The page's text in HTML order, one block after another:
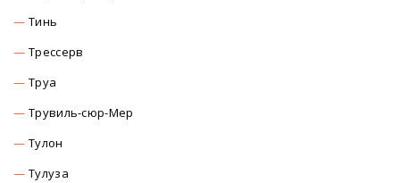
Тинь
Трессерв
Труа
Трувиль-сюр-Мер
Тулон
Тулуза